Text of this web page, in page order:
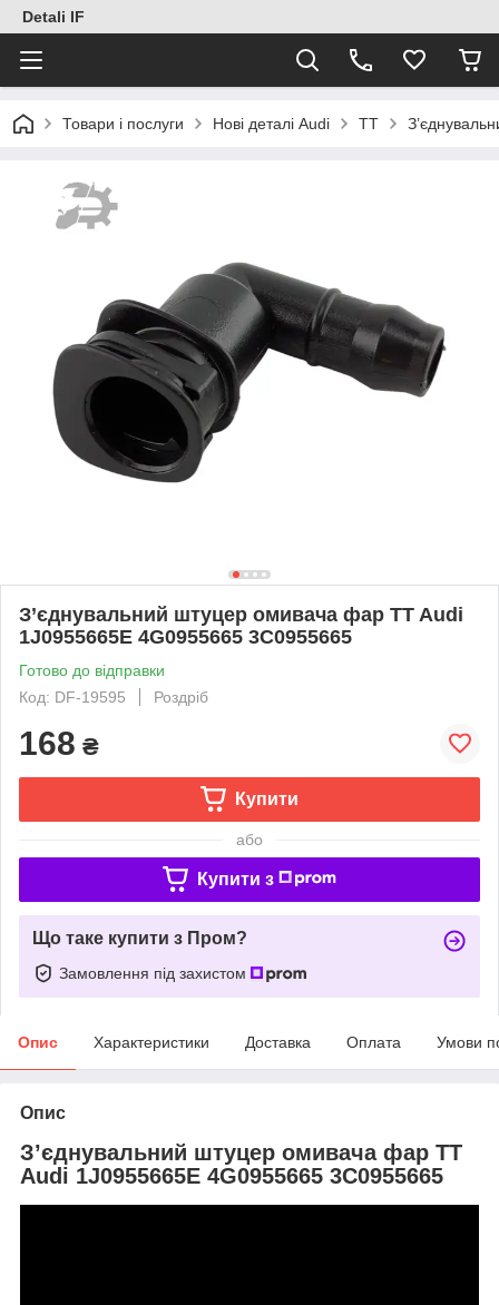
Detali IF
Товари і послуги Нові деталі Audi TT
З’єднувальний штуцер омивача фар TT Audi
1J0955665E 4G0955665 3C0955665
Готово до відправки
Код: DF-19595
Роздріб
168 ₴
Купити
або
Купити з
Що таке купити з Пром?
Замовлення під захистом
Опис Характеристики Доставка Оплата Умови
Опис
З’єднувальний штуцер омивача фар TT
Audi 1J0955665E 4G0955665 3C0955665